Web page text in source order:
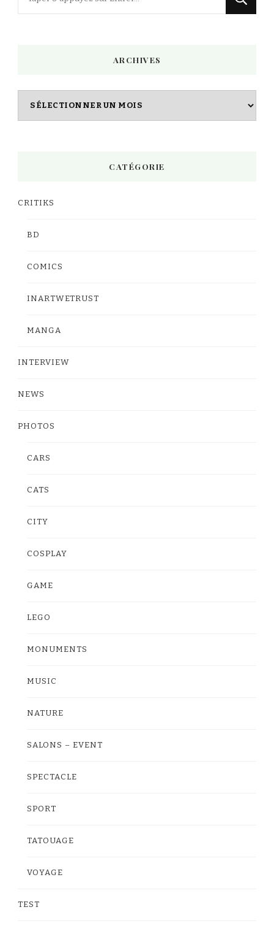
ARCHIVES
Archives
CATÉGORIE
CRITIKS
BD
COMICS
INARTWETRUST
MANGA
INTERVIEW
NEWS
PHOTOS
CARS
CATS
CITY
COSPLAY
GAME
LEGO
MONUMENTS
MUSIC
NATURE
SALONS – EVENT
SPECTACLE
SPORT
TATOUAGE
VOYAGE
TEST